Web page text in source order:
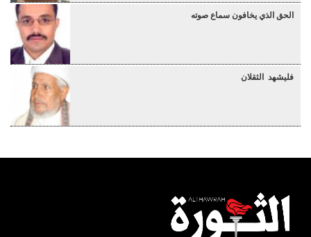
الحق الذي يخافون سماع صوته
فليشهد الثقلان